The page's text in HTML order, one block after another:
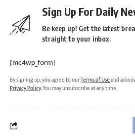
Sign Up For Daily
Be keep up! Get the latest
straight to your inbox.
[mc4wp_form]
By signing up, you agree to ourTerms of Useand
Privacy Policy. You may unsubscribe at any time.